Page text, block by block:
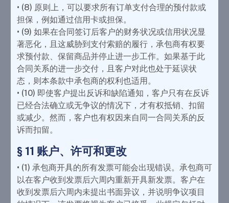
• (8) 原则上，可以要求所有订单支付合理的预付款或
担保，例如通过信用卡或担保。
• (9) 如果在合同签订后客户的财务状况或信用状况显
著恶化，且这威胁到支付索赔的履行，承包商有权要
求预付款、保留商品并停止进一步工作。如果基于此
合同关系的进一步交付，且客户对此也处于延误状
态，则本条款中承包商的权利也适用。
• (10) 即使客户提出反诉和缺陷通知，客户只有在反诉
已经合法确立或无争议的情况下，才有权抵销、扣留
或减少。然而，客户也有权因来自同一合同关系的反
诉而扣留。
§ 11 账户、许可和更改
• (1) 承包商开具的所有发票可能会出现错误。承包商可
以在客户收到发票后六周内重新开具新发票。客户在
收到发票后六周内未提出书面异议，并说明争议项目